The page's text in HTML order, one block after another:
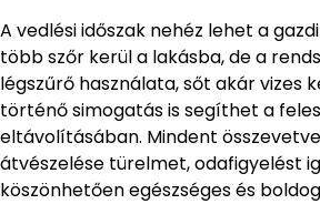
A vedlési időszak nehéz lehet a
több szőr kerül a lakásba, de a
légszűrő használata, sőt akár vizes
történő simogatás is segíthet a
eltávolításában. Mindent
átvészelése türelmet, odafigyelést
köszönhetően egészséges és